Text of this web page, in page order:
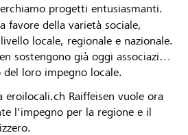
progetti entusiasmanti.
favore della varietà sociale,
locale, regionale e nazionale.
sostengono già oggi associazioni
loro impegno locale.
Raiffeisen vuole ora
l'impegno per la regione e il